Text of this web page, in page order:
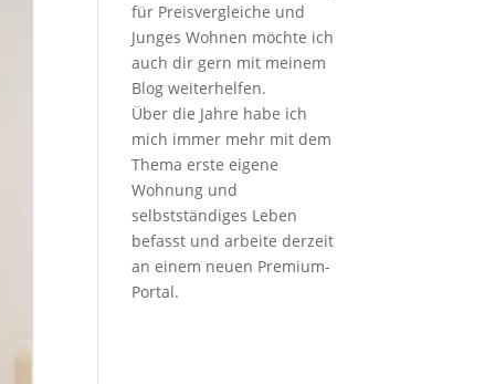
für Preisvergleiche und
Junges Wohnen möchte ich
auch dir gern mit meinem
Blog weiterhelfen.
Über die Jahre habe ich
mich immer mehr mit dem
Thema erste eigene
Wohnung und
selbstständiges Leben
befasst und arbeite derzeit
an einem neuen Premium-
Portal.